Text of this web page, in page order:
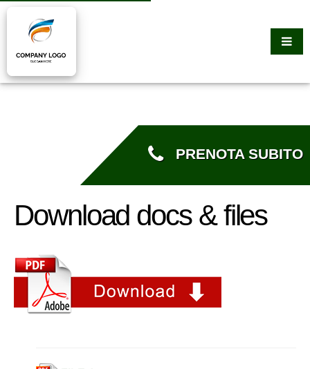
PRENOTA SUBITO
Download docs & files